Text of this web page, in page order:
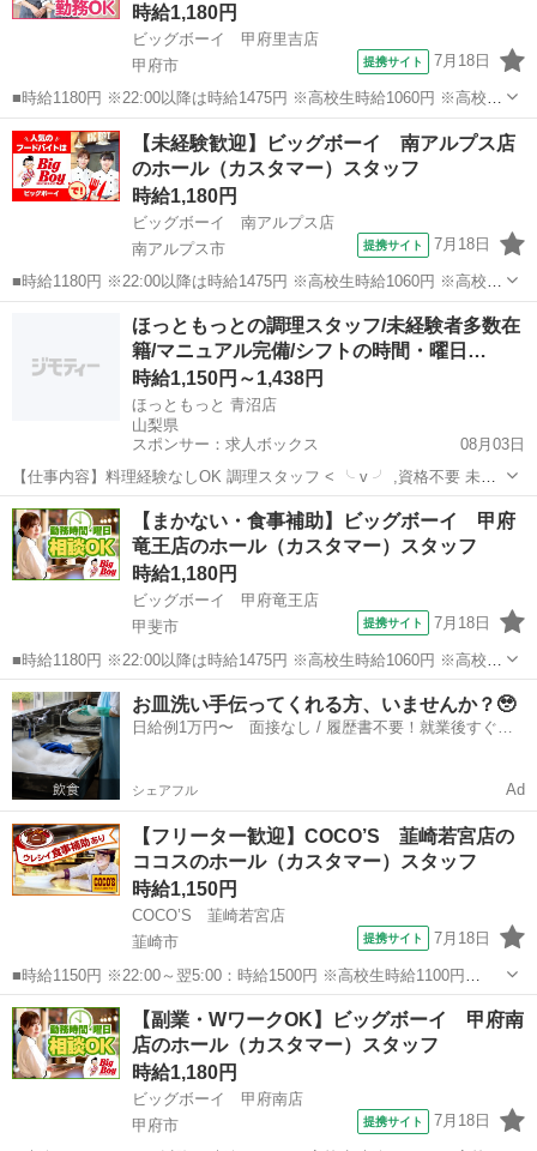
時給1,180円
ビッグボーイ 甲府里吉店
甲府市
提携サイト 7月18日
■時給1180円 ※22:00以降は時給1475円 ※高校生時給1060円 ※高校生
は学校からの許可が必要な場合、通学中の学校からの許可証が必要と
なります。 ■山梨県甲府市里吉1丁目1-7 ■アルバイト、パート ■未経験
歓迎...
山梨 甲府市 ファミレス
【未経験歓迎】ビッグボーイ 南アルプス店
のホール（カスタマー）スタッフ
時給1,180円
ビッグボーイ 南アルプス店
南アルプス市
提携サイト 7月18日
■時給1180円 ※22:00以降は時給1475円 ※高校生時給1060円 ※高校生
は学校からの許可が必要な場合、通学中の学校からの許可証が必要と
なります。 ■山梨県南アルプス市小笠原1423-5 ■アルバイト、パート
■未...
ファミレス
ほっともっとの調理スタッフ/未経験者多数在
籍/マニュアル完備/シフトの時間・曜日…
時給1,150円～1,438円
ほっともっと 青沼店
山梨県
スポンサー：求人ボックス
08月03日
【仕事内容】料理経験なしOK 調理スタッフ < ╰ v ╯ ,資格不要 未経
験スタート多数 ,マニュアル通りの調理でOK ,先輩からの手厚いサポー
トあり <イチオシポイントはコレ↓↓> シフトの時間・曜日の相談OK お
誕生日プレゼ...
アルバイト・パート
【まかない・食事補助】ビッグボーイ 甲府
竜王店のホール（カスタマー）スタッフ
時給1,180円
ビッグボーイ 甲府竜王店
甲斐市
提携サイト 7月18日
■時給1180円 ※22:00以降は時給1475円 ※高校生時給1060円 ※高校生
は学校からの許可が必要な場合、通学中の学校からの許可証が必要と
なります。 ■山梨県甲斐市竜王1340-2 ■アルバイト、パート ■未経験
歓迎...
山梨 甲斐市 ファミレス
お皿洗い手伝ってくれる方、いませんか？🥹
日給例1万円〜 面接なし / 履歴書不要！就業後すぐに
シェアフル Ad
【フリーター歓迎】COCO’S 韮崎若宮店の
ココスのホール（カスタマー）スタッフ
時給1,150円
COCO’S 韮崎若宮店
韮崎市
提携サイト 7月18日
■時給1150円 ※22:00～翌5:00：時給1500円 ※高校生時給1100円
■【土日祝加給】 土日祝は1時間当たり＋100円 ■特別手当 早朝手当
（5:00～8:00）時給＋100円 ■山梨県韮崎市若宮2丁目...
山梨 韮崎市 ファミレス
【副業・WワークOK】ビッグボーイ 甲府南
店のホール（カスタマー）スタッフ
時給1,180円
ビッグボーイ 甲府南店
甲府市
提携サイト 7月18日